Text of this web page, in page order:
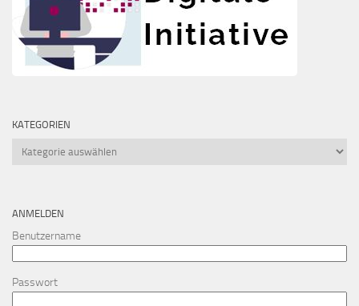
KATEGORIEN
Kategorien
ANMELDEN
Benutzername
Passwort